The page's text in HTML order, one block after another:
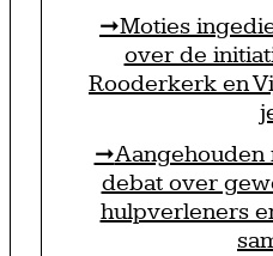
Moties
over de
Rooderkerk en
debat over
hulpverleners